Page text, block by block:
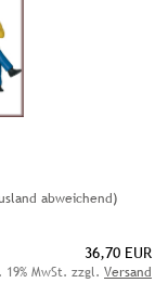
abweichend)
36,70 EUR
MwSt. zzgl. Versand